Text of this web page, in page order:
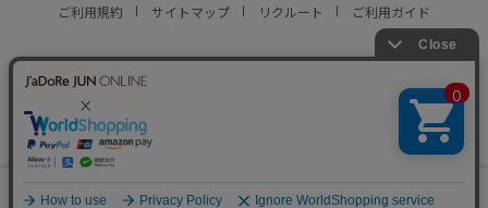
0
ご利用規約
サイトマップ リクルート ご利用ガイド
© JUN CO.,LTD. ALL RIGHTS RESERVED.